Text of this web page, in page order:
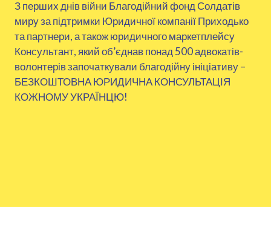
З перших днів війни Благодійний фонд Солдатів
миру за підтримки Юридичної компанії Приходько
та партнери, а також юридичного маркетплейсу
Консультант, який об’єднав понад 500 адвокатів-
волонтерів започаткували благодійну ініціативу –
БЕЗКОШТОВНА ЮРИДИЧНА КОНСУЛЬТАЦІЯ
КОЖНОМУ УКРАЇНЦЮ!